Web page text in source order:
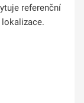
referenční